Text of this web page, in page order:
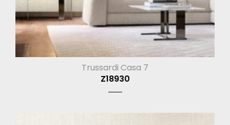
Trussardi Casa 7
Z18930